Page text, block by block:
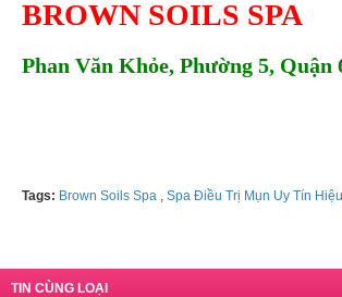
BROWN SOILS SPA
Phan Văn Khỏe, Phường 5, Quận
Tags: Brown Soils Spa , Spa Điều Trị Mụn Uy Tín
TIN CÙNG LOẠI